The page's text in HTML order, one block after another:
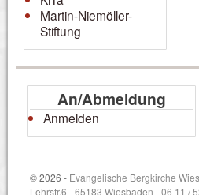
Martin-Niemöller-
Stiftung
An/Abmeldung
Anmelden
© 2026 - Evangelische Bergkirche
Lehrstr.6 - 65183 Wiesbaden - 06 11 /